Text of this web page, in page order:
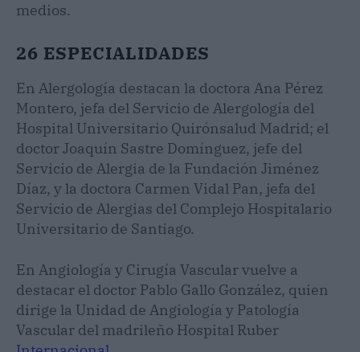
medios.
26 ESPECIALIDADES
En Alergología destacan la doctora Ana Pérez
Montero, jefa del Servicio de Alergología del
Hospital Universitario Quirónsalud Madrid; el
doctor Joaquín Sastre Domínguez, jefe del
Servicio de Alergia de la Fundación Jiménez
Díaz, y la doctora Carmen Vidal Pan, jefa del
Servicio de Alergias del Complejo Hospitalario
Universitario de Santiago.
En Angiología y Cirugía Vascular vuelve a
destacar el doctor Pablo Gallo González, quien
dirige la Unidad de Angiología y Patología
Vascular del madrileño Hospital Ruber